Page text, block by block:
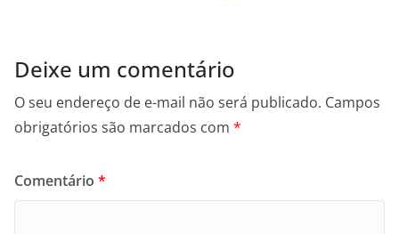
Deixe um comentário
O seu endereço de e-mail não será publicado. Campos
obrigatórios são marcados com *
Comentário *